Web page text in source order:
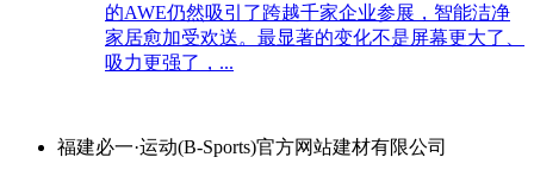
的AWE仍然吸引了跨越千家企业参展，智能洁净
家居愈加受欢送。最显著的变化不是屏幕更大了、
吸力更强了，...
福建必一·运动(B-Sports)官方网站建材有限公司